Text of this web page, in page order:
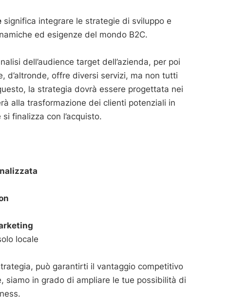
significa integrare le strategie di sviluppo e
ed esigenze del mondo B2C.
dell’audience target dell’azienda, per poi
d’altronde, offre diversi servizi, ma non tutti
la strategia dovrà essere progettata nei
alla trasformazione dei clienti potenziali in
finalizza con l’acquisto.
locale
può garantirti il vantaggio competitivo
siamo in grado di ampliare le tue possibilità di